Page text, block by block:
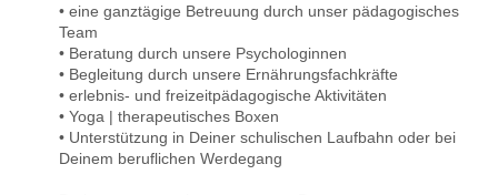
• eine ganztägige Betreuung durch unser pädagogisches
Team
• Beratung durch unsere Psychologinnen
• Begleitung durch unsere Ernährungsfachkräfte
• erlebnis- und freizeitpädagogische Aktivitäten
• Yoga | therapeutisches Boxen
• Unterstützung in Deiner schulischen Laufbahn oder bei
Deinem beruflichen Werdegang